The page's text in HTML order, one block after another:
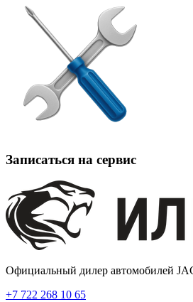
Записаться на сервис
Официальный дилер автомобилей
+7 722 268 10 65